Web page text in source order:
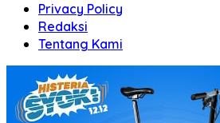
Privacy Policy
Redaksi
Tentang Kami